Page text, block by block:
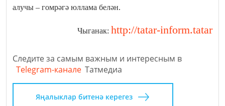
алучы – гомрәгә юллама белән.
Чыганак: http://tatar-inform.tatar
Следите за самым важным и интересным в
Telegram-канале Татмедиа
Яңалыклар битенә керегез